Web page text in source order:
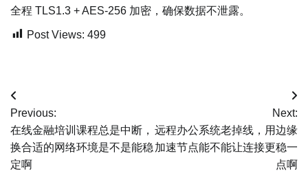
全程 TLS1.3 + AES-256 加密，确保数据不泄露。
Post Views: 499
文
章
导
Previous:
在线金融培训课程总是中断，
换合适的网络环境是不是能稳
定啊
Next:
远程办公系统老掉线，用边缘
加速节点能不能让连接更稳一
点啊